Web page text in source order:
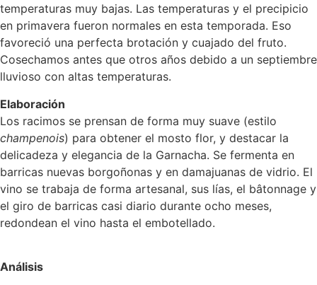
temperaturas muy bajas. Las temperaturas y el precipicio
en primavera fueron normales en esta temporada. Eso
favoreció una perfecta brotación y cuajado del fruto.
Cosechamos antes que otros años debido a un septiembre
lluvioso con altas temperaturas.
Elaboración
Los racimos se prensan de forma muy suave (estilo
champenois) para obtener el mosto flor, y destacar la
delicadeza y elegancia de la Garnacha. Se fermenta en
barricas nuevas borgoñonas y en damajuanas de vidrio. El
vino se trabaja de forma artesanal, sus lías, el bâtonnage y
el giro de barricas casi diario durante ocho meses,
redondean el vino hasta el embotellado.
Análisis